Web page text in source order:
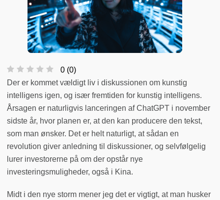
0 (0)
Der er kommet vældigt liv i diskussionen om kunstig
intelligens igen, og især fremtiden for kunstig intelligens.
Årsagen er naturligvis lanceringen af ChatGPT i november
sidste år, hvor planen er, at den kan producere den tekst,
som man ønsker. Det er helt naturligt, at sådan en
revolution giver anledning til diskussioner, og selvfølgelig
lurer investorerne på om der opstår nye
investeringsmuligheder, også i Kina.
Midt i den nye storm mener jeg det er vigtigt, at man husker